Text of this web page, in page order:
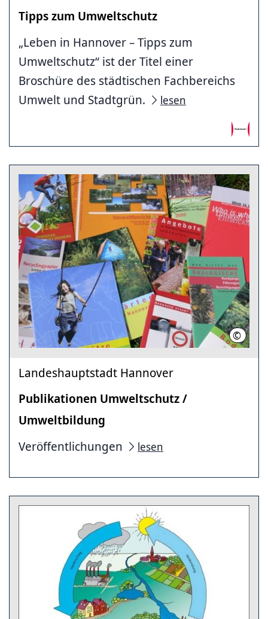
Tipps zum Umweltschutz
„Leben in Hannover – Tipps zum
Umweltschutz“ ist der Titel einer
Broschüre des städtischen Fachbereichs
Umwelt und Stadtgrün.
lesen
©
Landeshauptstadt Hannover
Publikationen Umweltschutz /
Umweltbildung
Veröffentlichungen
lesen